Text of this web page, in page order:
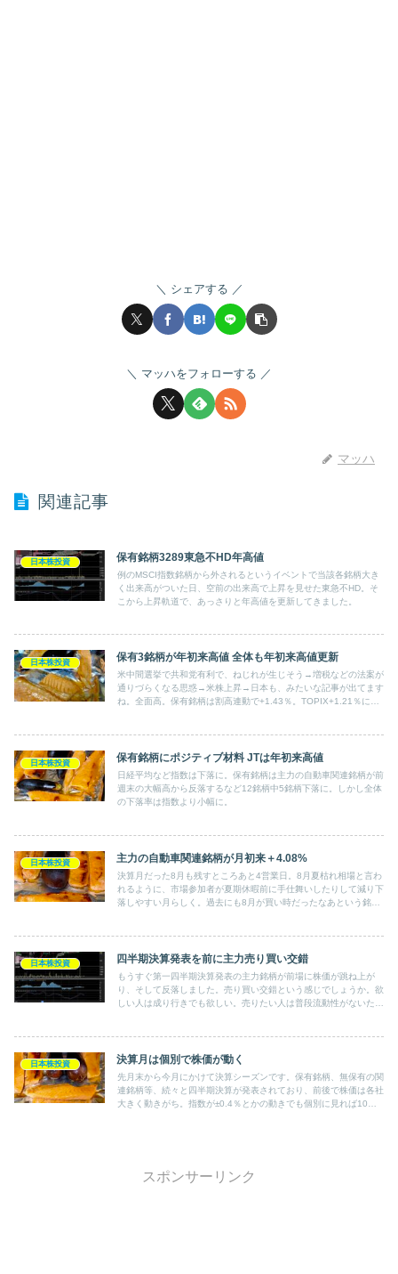
シェアする
マッハをフォローする
マッハ
関連記事
日本株投資 保有銘柄3289東急不HD年高値
例のMSCI指数銘柄から外されるというイベントで当該各銘柄大き
く出来高がついた日、空前の出来高で上昇を見せた東急不HD。そ
こから上昇軌道で、あっさりと年高値を更新してきました。
日本株投資 保有3銘柄が年初来高値 全体も年初来高値更新
米中間選挙で共和党有利で、ねじれが生じそう→増税などの法案が
通りづらくなる思惑→米株上昇→日本も、みたいな記事が出てます
ね。全面高。保有銘柄は割高連動で+1.43％。TOPIX+1.21％に勝
日本株投資 保有銘柄にポジティブ材料 JTは年初来高値
日経平均など指数は下落に。保有銘柄は主力の自動車関連銘柄が前
週末の大幅高から反落するなど12銘柄中5銘柄下落に。しかし全体
の下落率は指数より小幅に。
日本株投資 主力の自動車関連銘柄が月初来＋4.08%
決算月だった8月も残すところあと4営業日。8月夏枯れ相場と言わ
れるように、市場参加者が夏期休暇前に手仕舞いしたりして減り下
落しやすい月らしく。過去にも8月が買い時だったなあという銘柄
日本株投資 四半期決算発表を前に主力売り買い交錯
もうすぐ第一四半期決算発表の主力銘柄が前場に株価が跳ね上が
り、そして反落しました。売り買い交錯という感じでしょうか。欲
しい人は成り行きでも欲しい。売りたい人は普段流動性がないた
日本株投資 決算月は個別で株価が動く
先月末から今月にかけて決算シーズンです。保有銘柄、無保有の関
連銘柄等、続々と四半期決算が発表されており、前後で株価は各社
大きく動きがち。指数が±0.4％とかの動きでも個別に見れば10％
スポンサーリンク